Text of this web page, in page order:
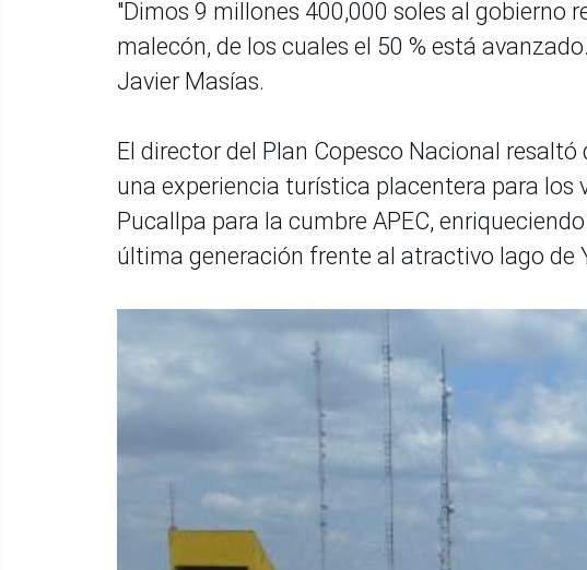
"Dimos 9 millones 400,000 soles al gobierno
malecón, de los cuales el 50 % está
Javier Masías.
El director del Plan Copesco Nacional
una experiencia turística placentera para los
Pucallpa para la cumbre APEC,
última generación frente al atractivo lago de